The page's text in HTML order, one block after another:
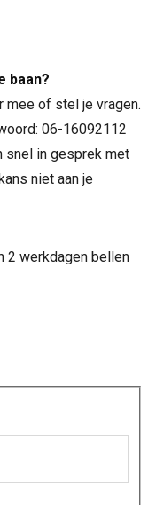
baan?
mee of stel je vragen.
06-16092112
snel in gesprek met
niet aan je
2 werkdagen bellen